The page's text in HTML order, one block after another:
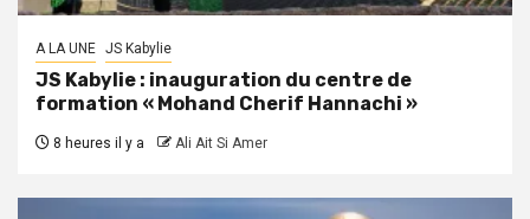
A LA UNE JS Kabylie
JS Kabylie : inauguration du centre de
formation « Mohand Cherif Hannachi »
8 heures il y a Ali Ait Si Amer